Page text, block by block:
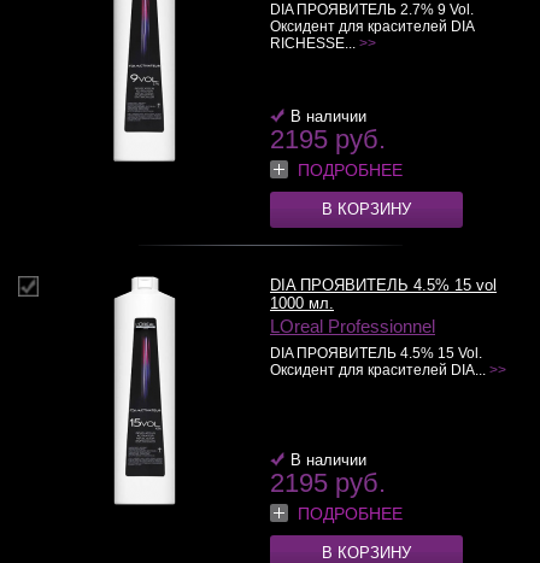
DIA ПРОЯВИТЕЛЬ 2.7% 9 Vol.
Оксидент для красителей DIA
RICHESSE... >>
В наличии
2195 руб.
ПОДРОБНЕЕ
В КОРЗИНУ
DIA ПРОЯВИТЕЛЬ 4.5% 15 vol
1000 мл.
LOreal Professionnel
DIA ПРОЯВИТЕЛЬ 4.5% 15 Vol.
Оксидент для красителей DIA... >>
В наличии
2195 руб.
ПОДРОБНЕЕ
В КОРЗИНУ